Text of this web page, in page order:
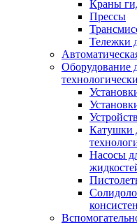
Краны
Прессы
Тележки
Оборудование
Катушки
Насосы